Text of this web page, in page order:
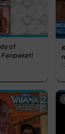
of
Fanpaket!